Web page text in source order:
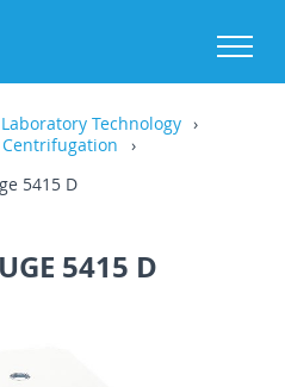
Laboratory Technology
Centrifugation
5415 D
5415 D